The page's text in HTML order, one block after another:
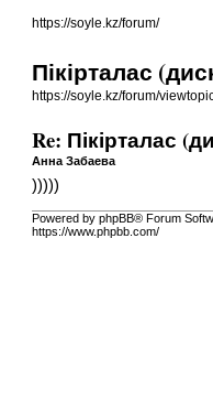
https://soyle.kz/forum/
Пікірталас
https://soyle.kz/forum/
Re: Пікірталас
Анна Забаева
)))))
Powered by phpBB® Forum
https://www.phpbb.com/